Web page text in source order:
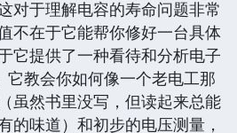
对于理解电容的寿命问题非常
不在于它能帮你修好一台具体
它提供了一种看待和分析电子
它教会你如何像一个老电工那
虽然书里没写，但读起来总能
的味道）和初步的电压测量，